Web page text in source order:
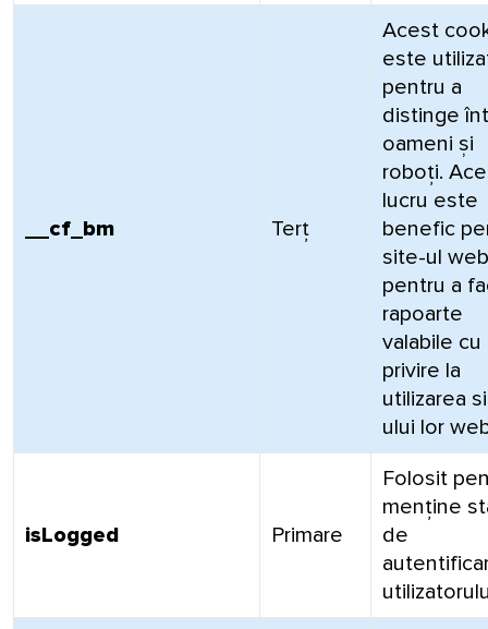
__cf_bm Terț
Acest
este
pentru a
distinge
oameni și
roboți.
lucru este
benefic
site-ul
pentru a
rapoarte
valabile cu
privire la
utilizarea
ului lor
isLogged Primare
Folosit
menține
de